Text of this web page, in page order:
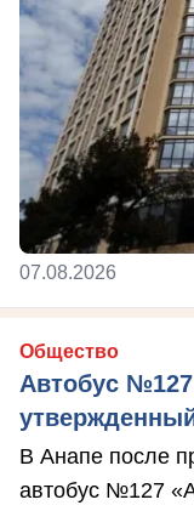
07.08.2026
Общество
Автобус
В Анапе после
автобус №127